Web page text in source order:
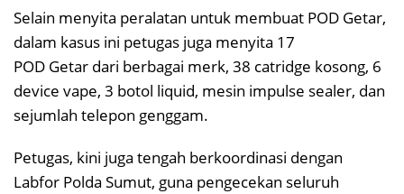
Selain menyita peralatan untuk membuat POD Getar,
dalam kasus ini petugas juga menyita 17
POD Getar dari berbagai merk, 38 catridge kosong, 6
device vape, 3 botol liquid, mesin impulse sealer, dan
sejumlah telepon genggam.
Petugas, kini juga tengah berkoordinasi dengan
Labfor Polda Sumut, guna pengecekan seluruh